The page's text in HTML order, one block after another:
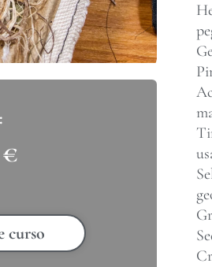
€
curso